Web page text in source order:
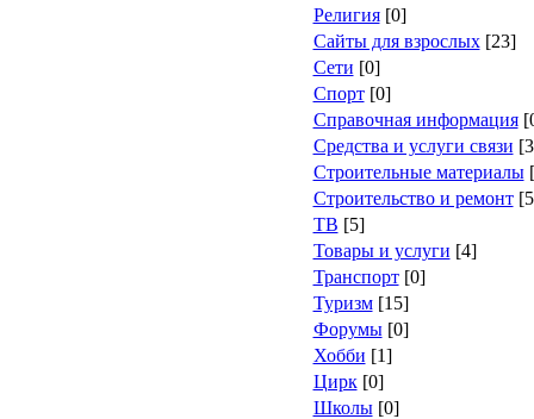
Религия[0]
Сайты для взрослых[23]
Сети [0]
Спорт[0]
Справочная информация
Средства и услуги связи
Строительные материалы
Строительство и ремонт
ТВ [5]
Товары и услуги [4]
Транспорт[0]
Туризм[15]
Форумы[0]
Хобби [1]
Цирк[0]
Школы[0]